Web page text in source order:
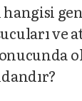
hangisi
ve